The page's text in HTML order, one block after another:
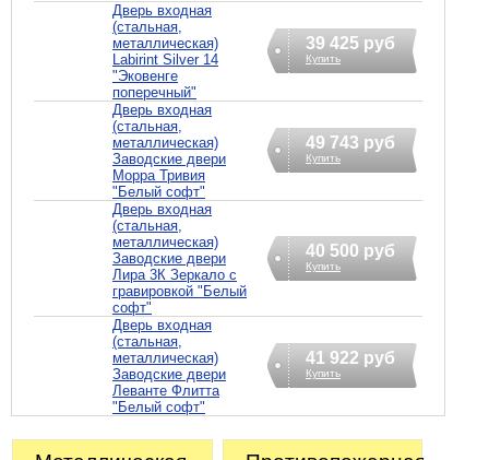
Дверь входная
(стальная,
металлическая)
Labirint Silver 14
"Эковенге
поперечный"
39 425 руб
Купить
Дверь входная
(стальная,
металлическая)
Заводские двери
Морра Тривия
"Белый софт"
49 743 руб
Купить
Дверь входная
(стальная,
металлическая)
Заводские двери
Лира 3К Зеркало с
гравировкой "Белый
софт"
40 500 руб
Купить
Дверь входная
(стальная,
металлическая)
Заводские двери
Леванте Флитта
"Белый софт"
41 922 руб
Купить